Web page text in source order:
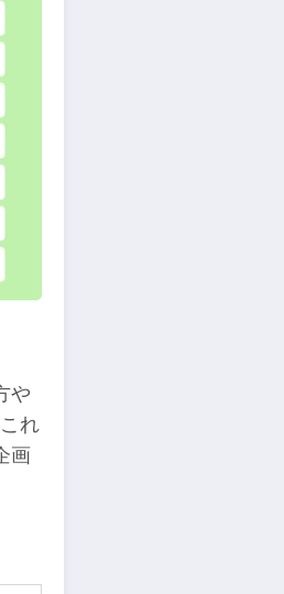
や
れ
画